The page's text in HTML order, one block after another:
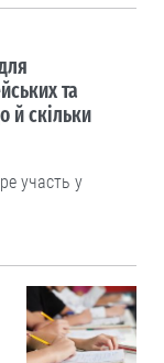
та
й скільки
участь у